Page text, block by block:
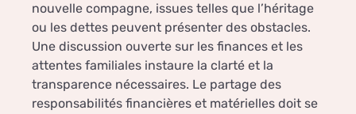
nouvelle compagne, issues telles que l’héritage
ou les dettes peuvent présenter des obstacles.
Une discussion ouverte sur les finances et les
attentes familiales instaure la clarté et la
transparence nécessaires. Le partage des
responsabilités financières et matérielles doit se